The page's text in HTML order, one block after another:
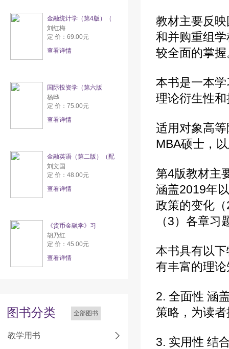
金融统计学（第4版）（
刘红梅
定 价：69.00元
查看详情
国际投资学（第六版
杨晔
定 价：75.00元
查看详情
金融英语（第二版）（配
刘文国
定 价：48.00元
查看详情
《货币金融学》习
胡乃红
定 价：45.00元
查看详情
图书分类 全部图书
教学用书
教材主要反
和并购重组
较全面的掌握
本书是一本
理论衍生性
适用对象高
MBA硕士，
第4版教材主
涵盖2019年
政策的变化
（3）各章习
本书具有以
有丰富的理
2. 全面性 涵
策略，为读
3. 实用性 结